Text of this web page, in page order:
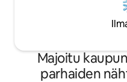
Majoitu
parhaiden